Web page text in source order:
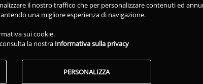
il nostro traffico che per personalizzare contenuti ed
una migliore esperienza di navigazione.
sui cookie.
la nostra Informativa sulla privacy
PERSONALIZZA